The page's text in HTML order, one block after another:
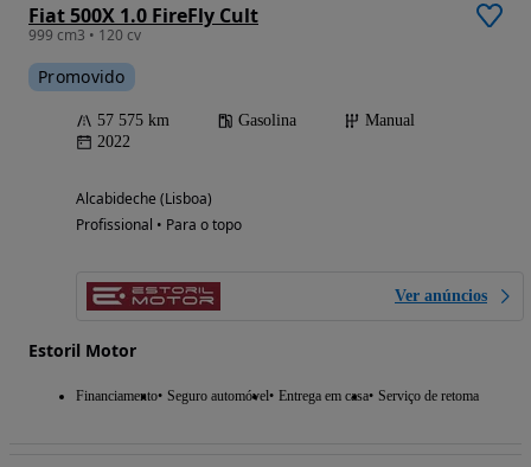
Fiat 500X 1.0 FireFly Cult
999 cm3 • 120 cv
Promovido
57 575 km Gasolina
Manual
2022
Alcabideche (Lisboa)
Profissional • Para o topo
Ver anúncios
Estoril Motor
Financiamento Seguro automóvel Entrega em casa Serviço de retoma